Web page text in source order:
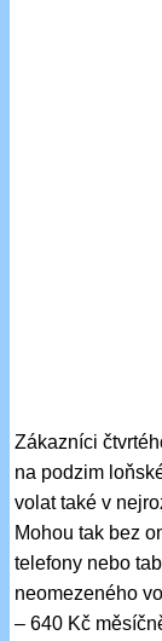
Zákazníci
na podzim
volat také v
Mohou tak bez
telefony nebo
neomezeného
– 640 Kč